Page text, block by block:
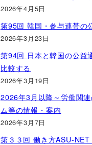
2026年4月5日
第95回 韓国・参与連帯の
2026年3月23日
第94回 日本と韓国の公益
比較する
2026年3月19日
2026年3月以降～労働関
ム等の情報・案内
2026年3月7日
第３３回 働き方ASU-